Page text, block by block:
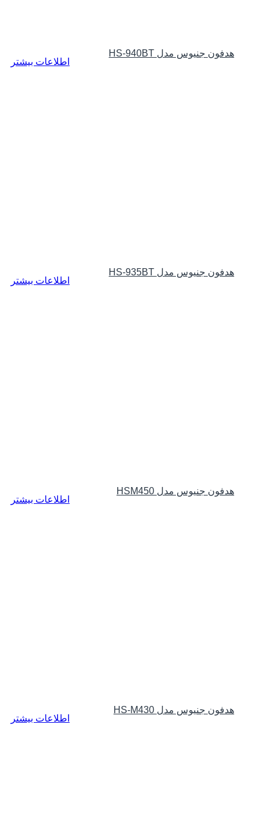
هدفون جنیوس مدل HS-940BT
اطلاعات بیشتر
هدفون جنیوس مدل HS-935BT
اطلاعات بیشتر
هدفون جنیوس مدل HSM450
اطلاعات بیشتر
هدفون جنیوس مدل HS-M430
اطلاعات بیشتر